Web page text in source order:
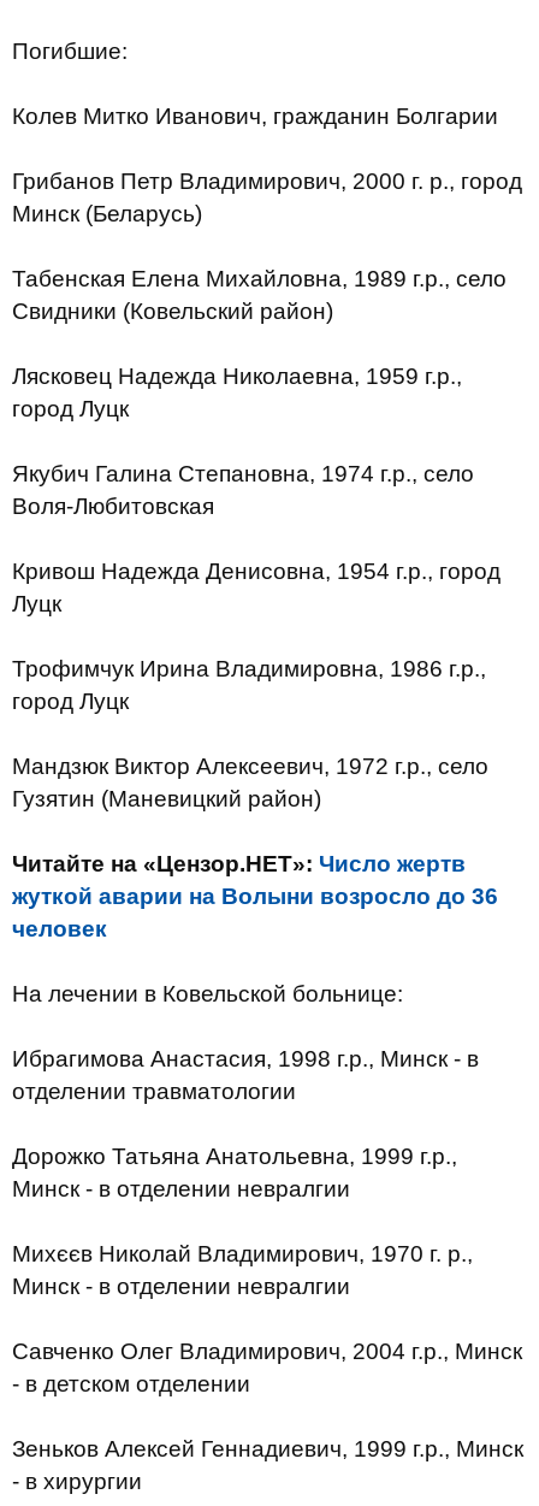
Погибшие:
Колев Митко Иванович, гражданин Болгарии
Грибанов Петр Владимирович, 2000 г. р., город
Минск (Беларусь)
Табенская Елена Михайловна, 1989 г.р., село
Свидники (Ковельский район)
Лясковец Надежда Николаевна, 1959 г.р.,
город Луцк
Якубич Галина Степановна, 1974 г.р., село
Воля-Любитовская
Кривош Надежда Денисовна, 1954 г.р., город
Луцк
Трофимчук Ирина Владимировна, 1986 г.р.,
город Луцк
Мандзюк Виктор Алексеевич, 1972 г.р., село
Гузятин (Маневицкий район)
Читайте на «Цензор.НЕТ»: Число жертв
жуткой аварии на Волыни возросло до 36
человек
На лечении в Ковельской больнице:
Ибрагимова Анастасия, 1998 г.р., Минск - в
отделении травматологии
Дорожко Татьяна Анатольевна, 1999 г.р.,
Минск - в отделении невралгии
Михєєв Николай Владимирович, 1970 г. р.,
Минск - в отделении невралгии
Савченко Олег Владимирович, 2004 г.р., Минск
- в детском отделении
Зеньков Алексей Геннадиевич, 1999 г.р., Минск
- в хирургии